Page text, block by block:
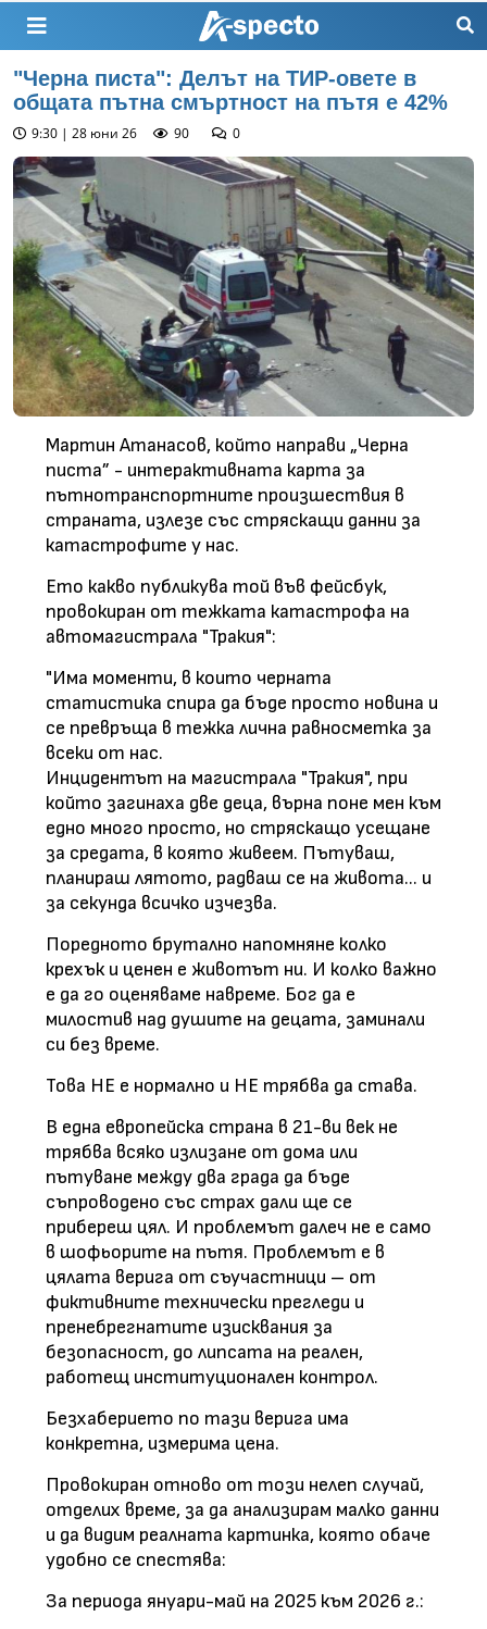
"Черна писта": Делът на ТИР-овете в
общата пътна смъртност на пътя е 42%
9:30 | 28 юни 26 90 0
Мартин Атанасов, който направи „Черна
писта” - интерактивната карта за
пътнотранспортните произшествия в
страната, излезе със стряскащи данни за
катастрофите у нас.
Ето какво публикува той във фейсбук,
провокиран от тежката катастрофа на
автомагистрала "Тракия":
"Има моменти, в които черната
статистика спира да бъде просто новина и
се превръща в тежка лична равносметка за
всеки от нас.
Инцидентът на магистрала "Тракия", при
който загинаха две деца, върна поне мен към
едно много просто, но стряскащо усещане
за средата, в която живеем. Пътуваш,
планираш лятото, радваш се на живота... и
за секунда всичко изчезва.
Поредното брутално напомняне колко
крехък и ценен е животът ни. И колко важно
е да го оценяваме навреме. Бог да е
милостив над душите на децата, заминали
си без време.
Това НЕ е нормално и НЕ трябва да става.
В една европейска страна в 21-ви век не
трябва всяко излизане от дома или
пътуване между два града да бъде
съпроводено със страх дали ще се
прибереш цял. И проблемът далеч не е само
в шофьорите на пътя. Проблемът е в
цялата верига от съучастници – от
фиктивните технически прегледи и
пренебрегнатите изисквания за
безопасност, до липсата на реален,
работещ институционален контрол.
Безхаберието по тази верига има
конкретна, измерима цена.
Провокиран отново от този нелеп случай,
отделих време, за да анализирам малко данни
и да видим реалната картинка, която обаче
удобно се спестява:
За периода януари-май на 2025 към 2026 г.:​​​​​​​